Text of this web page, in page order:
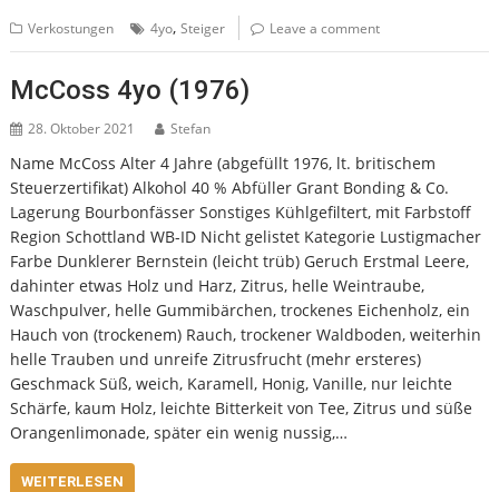
Verkostungen 4yo,Steiger Leave a comment
McCoss 4yo (1976)
28. Oktober 2021 Stefan
Name McCoss Alter 4 Jahre (abgefüllt 1976, lt. britischem
Steuerzertifikat) Alkohol 40 % Abfüller Grant Bonding & Co.
Lagerung Bourbonfässer Sonstiges Kühlgefiltert, mit Farbstoff
Region Schottland WB-ID Nicht gelistet Kategorie Lustigmacher
Farbe Dunklerer Bernstein (leicht trüb) Geruch Erstmal Leere,
dahinter etwas Holz und Harz, Zitrus, helle Weintraube,
Waschpulver, helle Gummibärchen, trockenes Eichenholz, ein
Hauch von (trockenem) Rauch, trockener Waldboden, weiterhin
helle Trauben und unreife Zitrusfrucht (mehr ersteres)
Geschmack Süß, weich, Karamell, Honig, Vanille, nur leichte
Schärfe, kaum Holz, leichte Bitterkeit von Tee, Zitrus und süße
Orangenlimonade, später ein wenig nussig,…
WEITERLESEN